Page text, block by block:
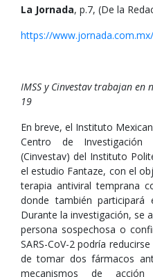
La Jornada, p.7, (De la
https://
IMSS y Cinvestav trabajan
19
En breve, el Instituto
Centro de
(Cinvestav) del Instituto
el estudio Fantaze, con el
terapia antiviral temprana
donde también participará
Durante la investigación, se
persona sospechosa o
SARS-CoV-2 podría
de tomar dos fármacos
mecanismos de